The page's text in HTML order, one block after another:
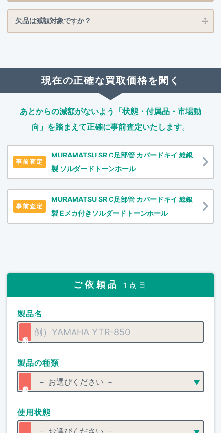
欠品は減額対象ですか？
現在の正確な買取価格を聞く
あとからの減額がないよう「状態・付属品・市場動
向」を踏まえて正確に事前査定いたします。
事前査定
MURAMATSU SR C足部管 カバードキイ 総銀
製 ソルダードトーンホール
事前査定
MURAMATSU SR C足部管 カバードキイ 総銀
製 Eメカ付きソルダードトーンホール
ご依頼品 1点目
製品名
製品の種類
使用状態